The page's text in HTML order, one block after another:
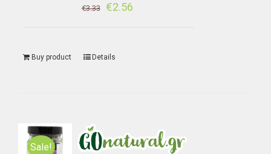
€3.33 €2.56
Buy product Details
Sale!